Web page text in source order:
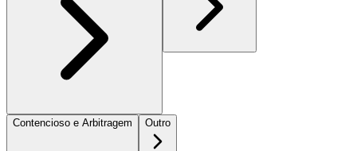
Contencioso e Arbitragem Outro